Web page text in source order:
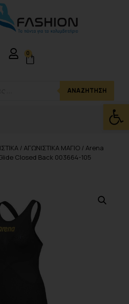
ΑΝΑΖΉΤΗΣΗ
0
/ ΑΓΩΝΙΣΤΙΚΑ ΜΑΓΙΟ / Arena
Closed Back 003664-105